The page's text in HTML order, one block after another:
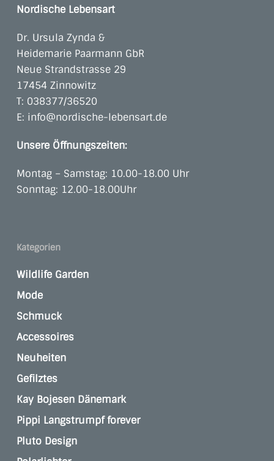
Nordische Lebensart
Dr. Ursula Zynda &
Heidemarie Paarmann GbR
Neue Strandstrasse 29
17454 Zinnowitz
T: 038377/36520
E: info@nordische-lebensart.de
Unsere Öffnungszeiten:
Montag – Samstag: 10.00-18.00 Uhr
Sonntag: 12.00-18.00Uhr
Kategorien
Wildlife Garden
Mode
Schmuck
Accessoires
Neuheiten
Gefilztes
Kay Bojesen Dänemark
Pippi Langstrumpf forever
Pluto Design